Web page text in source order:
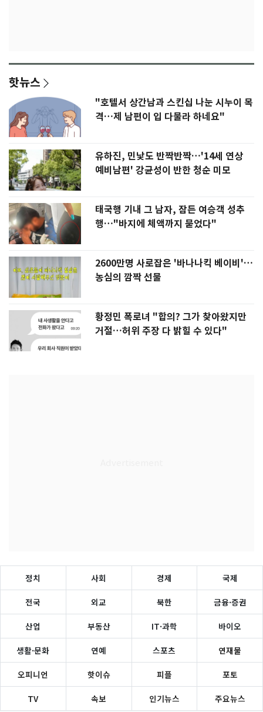
핫뉴스
"호텔서 상간남과 스킨십 나눈 시누이 목
격…제 남편이 입 다물라 하네요"
유하진, 민낯도 반짝반짝…'14세 연상
예비남편' 강균성이 반한 청순 미모
태국행 기내 그 남자, 잠든 여승객 성추
행…"바지에 체액까지 묻었다"
2600만명 사로잡은 '바나나킥 베이비'…
농심의 깜짝 선물
황정민 폭로녀 "합의? 그가 찾아왔지만
거절…허위 주장 다 밝힐 수 있다"
정치 사회 경제 국제
전국 외교 북한 금융·증권
산업 부동산 IT·과학 바이오
생활·문화 연예 스포츠 연재물
오피니언 핫이슈 피플 포토
TV 속보 인기뉴스 주요뉴스